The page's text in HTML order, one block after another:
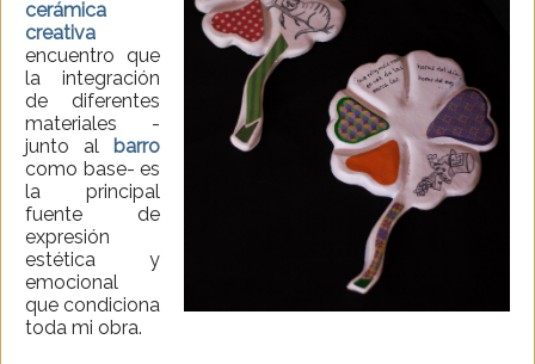
cerámica
creativa
encuentro que
la integración
de diferentes
materiales -
junto al barro
como base- es
la principal
fuente de
expresión
estética y
emocional
que condiciona
toda mi obra.